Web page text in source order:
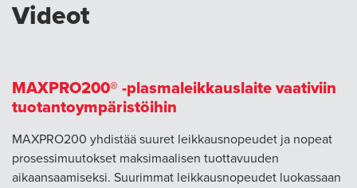
Videot
MAXPRO200® -plasmaleikkauslaite vaativiin
tuotantoympäristöihin
MAXPRO200 yhdistää suuret leikkausnopeudet ja nopeat
prosessimuutokset maksimaalisen tuottavuuden
aikaansaamiseksi. Suurimmat leikkausnopeudet luokassaan